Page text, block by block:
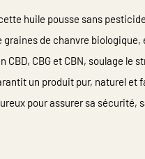
huile pousse sans
graines de chanvre
CBG et CBN, soulage le
un produit pur, naturel et
pour assurer sa sécurité,